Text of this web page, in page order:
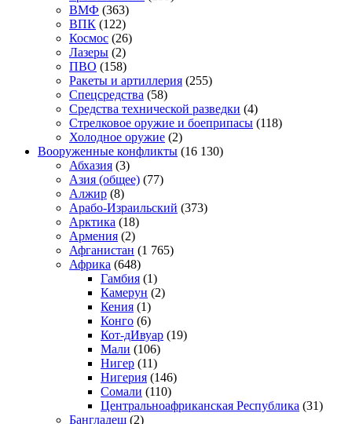
ВМФ (363)
ВПК (122)
Космос (26)
Лазеры (2)
ПВО (158)
Ракеты и артиллерия (255)
Спецсредства (58)
Средства технической разведки (4)
Стрелковое оружие и боеприпасы (118)
Холодное оружие (2)
Вооруженные конфликты (16 130)
Абхазия (3)
Азия (общее) (77)
Алжир (8)
Арабо-Израильский (373)
Арктика (18)
Армения (2)
Афганистан (1 765)
Африка (648)
Гамбия (1)
Камерун (2)
Кения (1)
Конго (6)
Кот-дИвуар (19)
Мали (106)
Нигер (11)
Нигерия (146)
Сомали (110)
Центральноафриканская Республика (31)
Бангладеш (2)